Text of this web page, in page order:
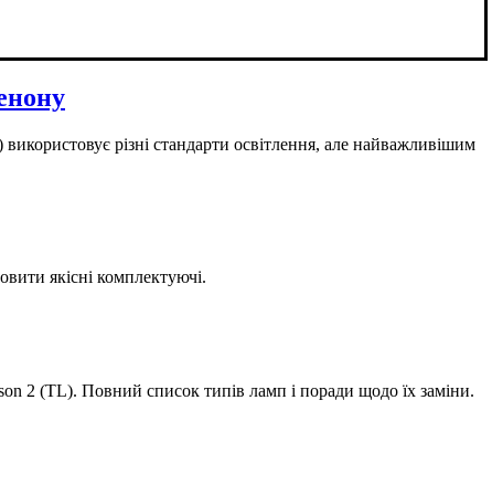
різні стандарти освітлення, але найважливішим
якісні комплектуючі.
2 (TL). Повний список типів ламп і поради щодо їх заміни.